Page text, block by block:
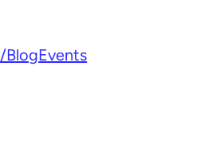
BlogEvents